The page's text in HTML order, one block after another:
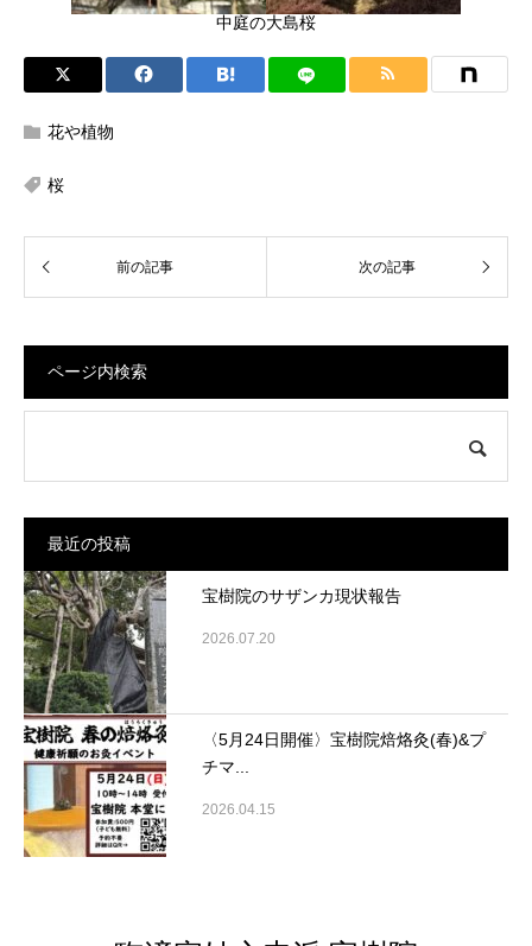
中庭の大島桜
花や植物
桜
ページ内検索
最近の投稿
宝樹院のサザンカ現状報告
2026.07.20
〈5月24日開催〉宝樹院焙烙灸(春)&プ
チマ...
2026.04.15